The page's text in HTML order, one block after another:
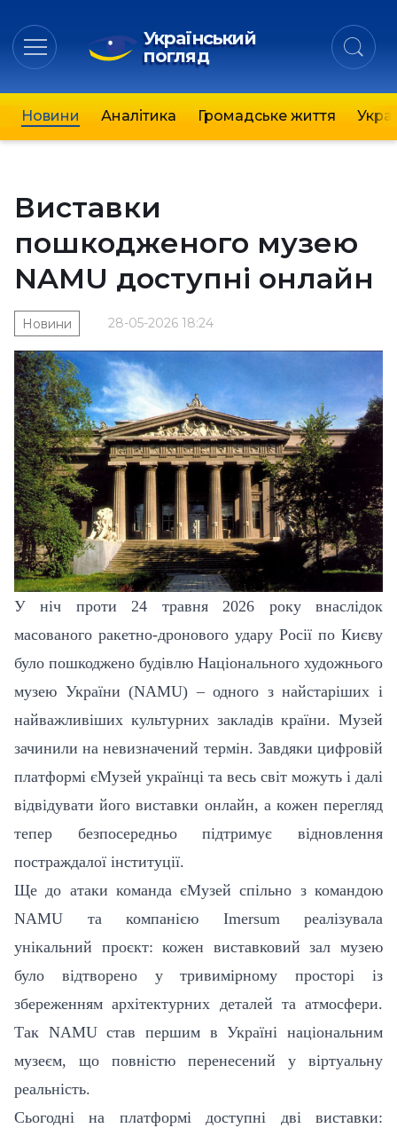
Український
погляд
Новини Аналітика Громадське життя
Виставки
пошкодженого музею
NAMU доступні онлайн
28-05-2026 18:24
Новини
У ніч проти 24 травня 2026 року внаслідок
масованого ракетно-дронового удару Росії по Києву
було пошкоджено будівлю Національного художнього
музею України (NAMU) – одного з найстаріших і
найважливіших культурних закладів країни. Музей
зачинили на невизначений термін. Завдяки цифровій
платформі єМузей українці та весь світ можуть і далі
відвідувати його виставки онлайн, а кожен перегляд
тепер безпосередньо підтримує відновлення
постраждалої інституції.
Ще до атаки команда єМузей спільно з командою
NAMU та компанією Imersum реалізувала
унікальний проєкт: кожен виставковий зал музею
було відтворено у тривимірному просторі із
збереженням архітектурних деталей та атмосфери.
Так NAMUстав першим в Україні національним
музеєм, що повністю перенесений у віртуальну
реальність.
Сьогодні на платформі доступні дві виставки: